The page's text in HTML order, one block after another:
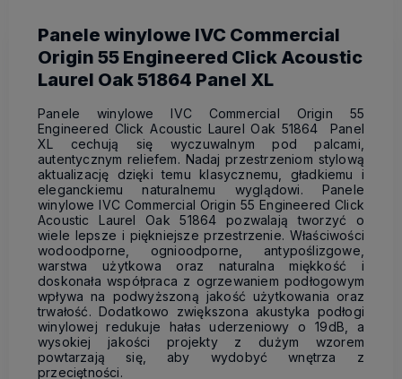
Panele winylowe IVC Commercial
Origin 55 Engineered Click Acoustic
Laurel Oak 51864 Panel XL
Panele winylowe IVC Commercial Origin 55
Engineered Click Acoustic Laurel Oak 51864 Panel
XL cechują się wyczuwalnym pod palcami,
autentycznym reliefem. Nadaj przestrzeniom stylową
aktualizację dzięki temu klasycznemu, gładkiemu i
eleganckiemu naturalnemu wyglądowi. Panele
winylowe IVC Commercial Origin 55 Engineered Click
Acoustic Laurel Oak 51864 pozwalają tworzyć o
wiele lepsze i piękniejsze przestrzenie. Właściwości
wodoodporne, ognioodporne, antypoślizgowe,
warstwa użytkowa oraz naturalna miękkość i
doskonała współpraca z ogrzewaniem podłogowym
wpływa na podwyższoną jakość użytkowania oraz
trwałość. Dodatkowo zwiększona akustyka podłogi
winylowej redukuje hałas uderzeniowy o 19dB, a
wysokiej jakości projekty z dużym wzorem
powtarzają się, aby wydobyć wnętrza z
przeciętności.